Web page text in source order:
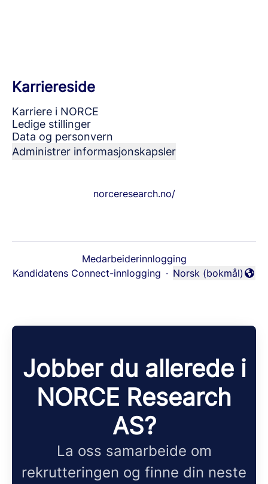
Karriereside
Karriere i NORCE
Ledige stillinger
Data og personvern
Administrer informasjonskapsler
norceresearch.no/
Medarbeiderinnlogging
Kandidatens Connect-innlogging ·
Endre språk
Norsk (bokmål)
Jobber du allerede i
NORCE Research
AS?
La oss samarbeide om
rekrutteringen og finne din neste